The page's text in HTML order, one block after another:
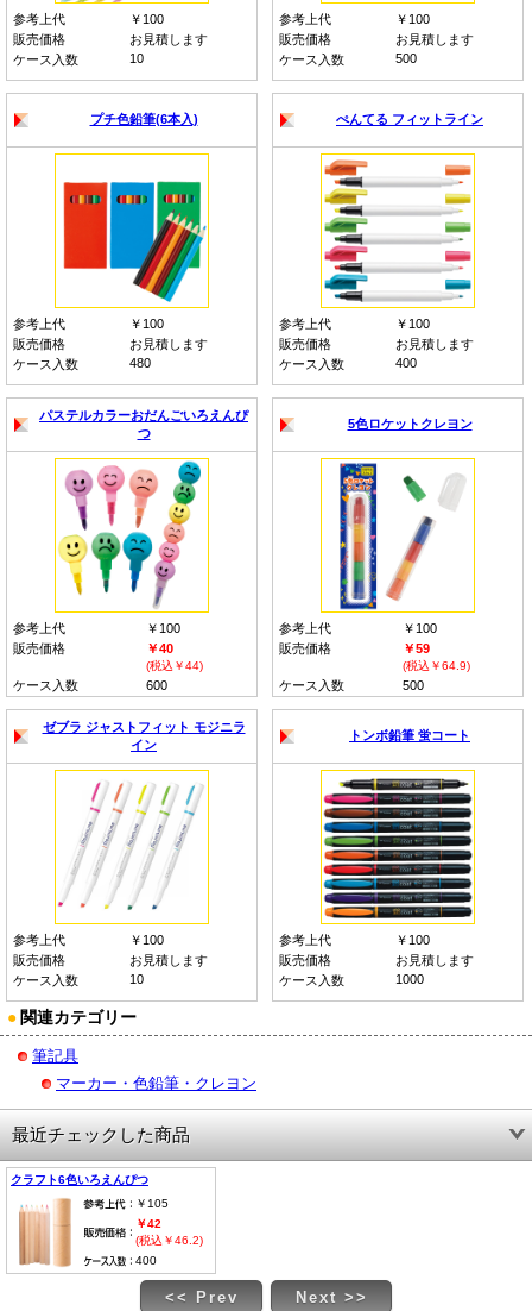
参考上代
￥100
販売価格
お見積します
ケース入数
10
参考上代
￥100
販売価格
お見積します
ケース入数
500
プチ色鉛筆(6本入)
参考上代
￥100
販売価格
お見積します
ケース入数
480
ぺんてる フィットライン
参考上代
￥100
販売価格
お見積します
ケース入数
400
パステルカラーおだんごいろえんぴ
つ
参考上代
￥100
販売価格
￥40
(税込￥44)
ケース入数 600
5色ロケットクレヨン
参考上代
￥100
販売価格
￥59
(税込￥64.9)
ケース入数 500
ゼブラ ジャストフィット モジニラ
イン
参考上代
￥100
販売価格
お見積します
ケース入数
10
トンボ鉛筆 蛍コート
参考上代
￥100
販売価格
お見積します
ケース入数
1000
● 関連カテゴリー
筆記具
マーカー・色鉛筆・クレヨン
最近チェックした商品
クラフト6色いろえんぴつ
￥105
￥42
(税込￥46.2)
400
<< Prev Next >>